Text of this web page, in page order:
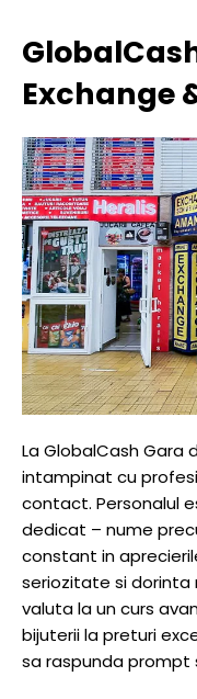
Exchange
La GlobalCash Gara
intampinat cu
contact. Personalul
dedicat – nume
constant in
seriozitate si dorinta
valuta la un curs
bijuterii la preturi
sa raspunda prompt